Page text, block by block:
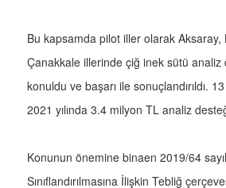
Bu kapsamda pilot iller olarak Aksaray,
Çanakkale illerinde çiğ inek sütü
konuldu ve başarı ile sonuçlandırıldı.
2021 yılında 3.4 milyon TL analiz
Konunun önemine binaen 2019/64
Sınıflandırılmasına İlişkin Tebliğ